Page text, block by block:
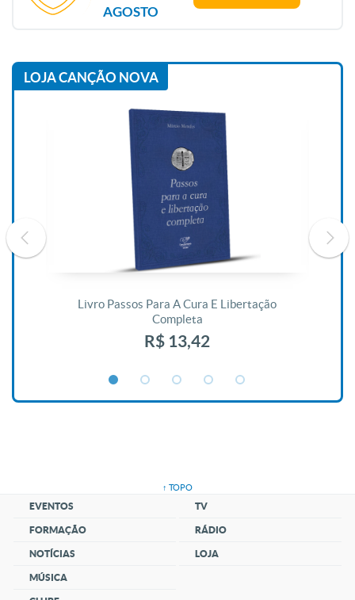
AGOSTO
LOJA CANÇÃO NOVA
Livro Passos Para A Cura E Libertação
Completa
R$ 13,42
↑ TOPO
EVENTOS
FORMAÇÃO
NOTÍCIAS
MÚSICA
TV
RÁDIO
LOJA